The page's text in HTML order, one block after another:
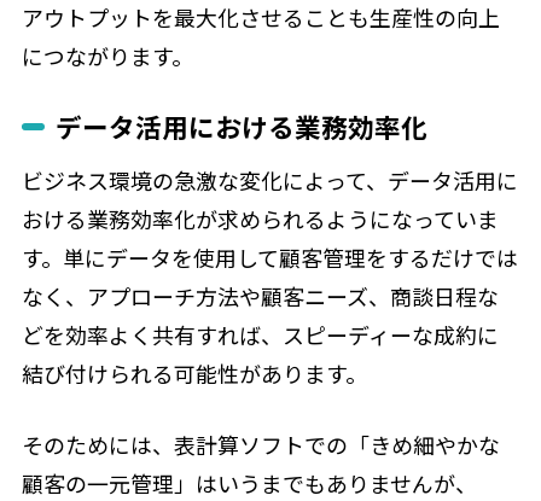
アウトプットを最大化させることも生産性の向上
につながります。
データ活用における業務効率化
ビジネス環境の急激な変化によって、データ活用に
おける業務効率化が求められるようになっていま
す。単にデータを使用して顧客管理をするだけでは
なく、アプローチ方法や顧客ニーズ、商談日程な
どを効率よく共有すれば、スピーディーな成約に
結び付けられる可能性があります。
そのためには、表計算ソフトでの「きめ細やかな
顧客の一元管理」はいうまでもありませんが、